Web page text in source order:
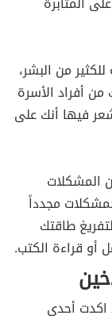
من البشر،
أفراد الأسرة
فيها أنك على
المشكلات
مجدداً
طاقتك
أو قراءة الكتب.
اكدت أحدى